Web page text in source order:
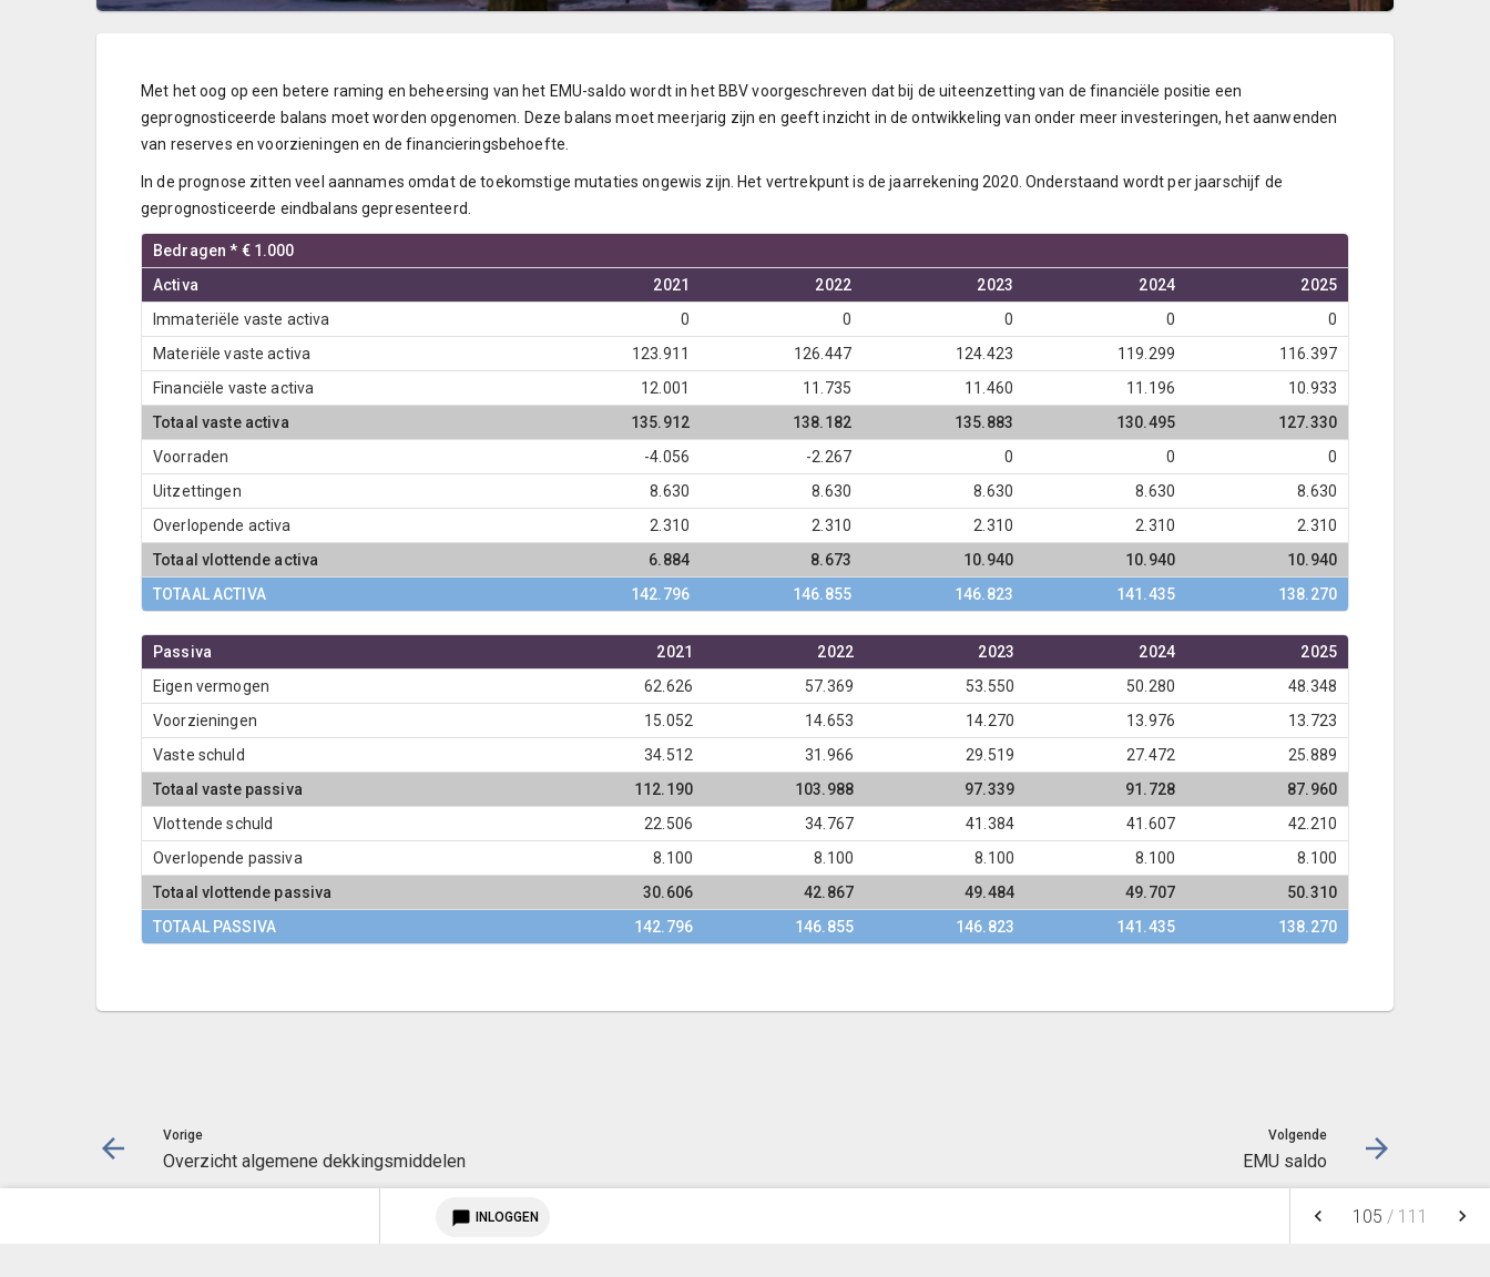
Met het oog op een betere raming en beheersing van het EMU-saldo wordt in het BBV voorgeschreven dat bij de uiteenzetting van de financiële positie een
geprognosticeerde balans moet worden opgenomen. Deze balans moet meerjarig zijn en geeft inzicht in de ontwikkeling van onder meer investeringen, het aanwenden
van reserves en voorzieningen en de financieringsbehoefte.
In de prognose zitten veel aannames omdat de toekomstige mutaties ongewis zijn. Het vertrekpunt is de jaarrekening 2020. Onderstaand wordt per jaarschijf de
geprognosticeerde eindbalans gepresenteerd.
Bedragen * € 1.000
Activa
2021 2022 2023 2024
2025
Immateriële vaste activa
0 0 0 0
0
Materiële vaste activa
123.911 126.447 124.423 119.299
116.397
Financiële vaste activa
12.001 11.735 11.460 11.196
10.933
Totaal vaste activa
135.912 138.182 135.883 130.495
127.330
Voorraden
-4.056 -2.267 0 0
0
Uitzettingen
8.630 8.630 8.630 8.630
8.630
Overlopende activa
2.310 2.310 2.310 2.310
2.310
Totaal vlottende activa
6.884 8.673 10.940 10.940
10.940
TOTAAL ACTIVA
142.796 146.855 146.823 141.435 138.270
Passiva 2021 2022 2023 2024
2025
Eigen vermogen
62.626 57.369 53.550 50.280
48.348
Voorzieningen
15.052 14.653 14.270 13.976
13.723
Vaste schuld
34.512 31.966 29.519 27.472
25.889
Totaal vaste passiva
112.190 103.988 97.339 91.728
87.960
Vlottende schuld
22.506 34.767 41.384 41.607
42.210
Overlopende passiva
8.100 8.100 8.100 8.100
8.100
Totaal vlottende passiva
30.606 42.867 49.484 49.707
50.310
TOTAAL PASSIVA
142.796 146.855 146.823 141.435 138.270
Vorige
Overzicht algemene dekkingsmiddelen
Volgende
EMU saldo
chat_bubble INLOGGEN keyboard_arrow_left 105 / 111 keyboard_arrow_right